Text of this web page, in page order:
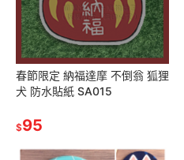
春節限定 納福達摩 不倒翁 狐狸
犬 防水貼紙 SA015
$95